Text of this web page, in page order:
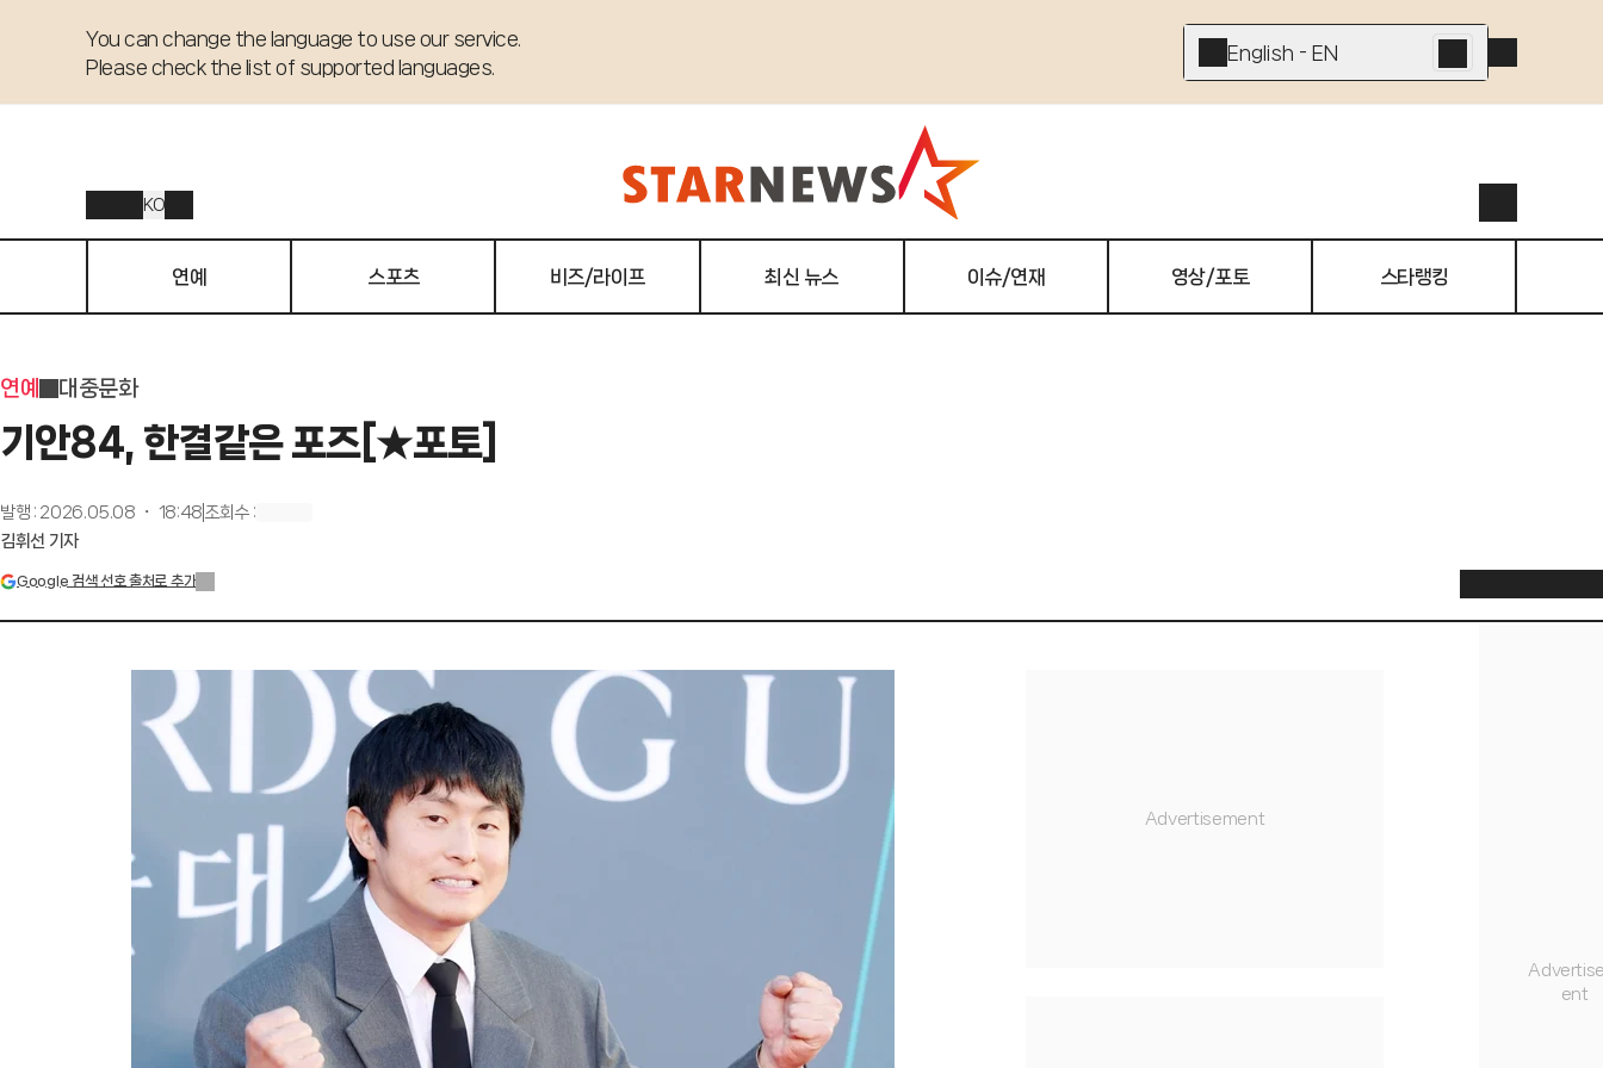
You can change the language to use our service.
Please check the list of supported languages.
English - EN
KO
연예 스포츠 비즈/라이프 최신 뉴스 이슈/연재 영상/포토 스타랭킹
연예 대중문화
기안84, 한결같은 포즈[★포토]
발행 : 2026.05.08 ・ 18:48 조회수:
김휘선 기자
Google 검색 선호 출처로 추가